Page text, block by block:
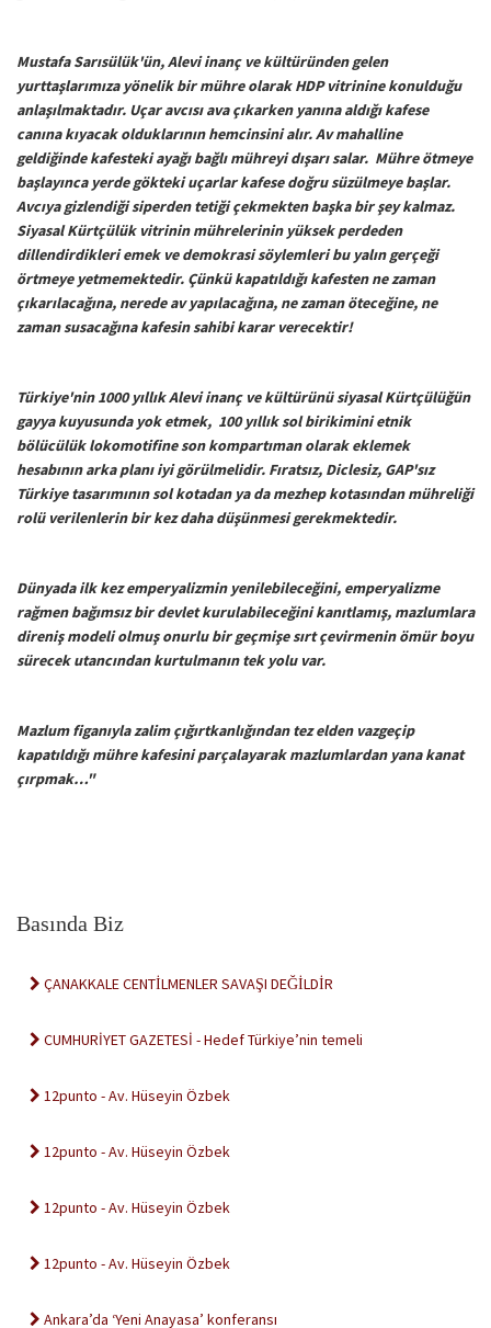
Mustafa Sarısülük'ün, Alevi inanç ve kültüründen gelen
yurttaşlarımıza yönelik bir mühre olarak HDP vitrinine konulduğu
anlaşılmaktadır. Uçar avcısı ava çıkarken yanına aldığı kafese
canına kıyacak olduklarının hemcinsini alır. Av mahalline
geldiğinde kafesteki ayağı bağlı mühreyi dışarı salar. Mühre ötmeye
başlayınca yerde gökteki uçarlar kafese doğru süzülmeye başlar.
Avcıya gizlendiği siperden tetiği çekmekten başka bir şey kalmaz.
Siyasal Kürtçülük vitrinin mührelerinin yüksek perdeden
dillendirdikleri emek ve demokrasi söylemleri bu yalın gerçeği
örtmeye yetmemektedir. Çünkü kapatıldığı kafesten ne zaman
çıkarılacağına, nerede av yapılacağına, ne zaman öteceğine, ne
zaman susacağına kafesin sahibi karar verecektir!
Türkiye'nin 1000 yıllık Alevi inanç ve kültürünü siyasal Kürtçülüğün
gayya kuyusunda yok etmek, 100 yıllık sol birikimini etnik
bölücülük lokomotifine son kompartıman olarak eklemek
hesabının arka planı iyi görülmelidir. Fıratsız, Diclesiz, GAP'sız
Türkiye tasarımının sol kotadan ya da mezhep kotasından mühreliği
rolü verilenlerin bir kez daha düşünmesi gerekmektedir.
Dünyada ilk kez emperyalizmin yenilebileceğini, emperyalizme
rağmen bağımsız bir devlet kurulabileceğini kanıtlamış, mazlumlara
direniş modeli olmuş onurlu bir geçmişe sırt çevirmenin ömür boyu
sürecek utancından kurtulmanın tek yolu var.
Mazlum figanıyla zalim çığırtkanlığından tez elden vazgeçip
kapatıldığı mühre kafesini parçalayarak mazlumlardan yana kanat
çırpmak…"
Basında Biz
ÇANAKKALE CENTİLMENLER SAVAŞI DEĞİLDİR
CUMHURİYET GAZETESİ - Hedef Türkiye’nin temeli
12punto - Av. Hüseyin Özbek
12punto - Av. Hüseyin Özbek
12punto - Av. Hüseyin Özbek
12punto - Av. Hüseyin Özbek
Ankara’da ‘Yeni Anayasa’ konferansı